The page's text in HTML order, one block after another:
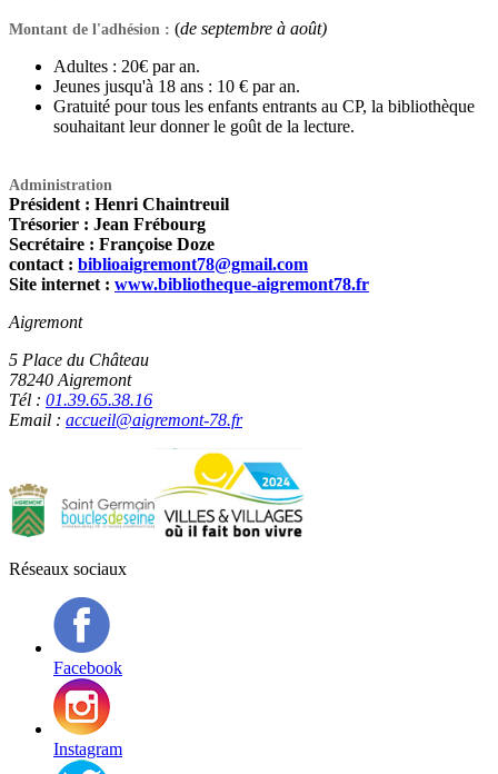
Montant de l'adhésion : (de septembre à août)
Adultes : 20€ par an.
Jeunes jusqu'à 18 ans : 10 € par an.
Gratuité pour tous les enfants entrants au CP, la bibliothèque
souhaitant leur donner le goût de la lecture.
Administration
Président : Henri Chaintreuil
Trésorier : Jean Frébourg
Secrétaire : Françoise Doze
contact : biblioaigremont78@gmail.com
Site internet : www.bibliotheque-aigremont78.fr
Aigremont
5 Place du Château
78240 Aigremont
Tél : 01.39.65.38.16
Email : accueil@aigremont-78.fr
Réseaux sociaux
Facebook
Instagram